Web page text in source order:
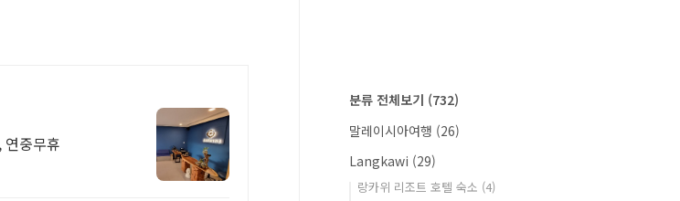
연중무휴
분류 전체보기 (732)
말레이시아여행 (26)
Langkawi (29)
랑카위 리조트 호텔 숙소 (4)